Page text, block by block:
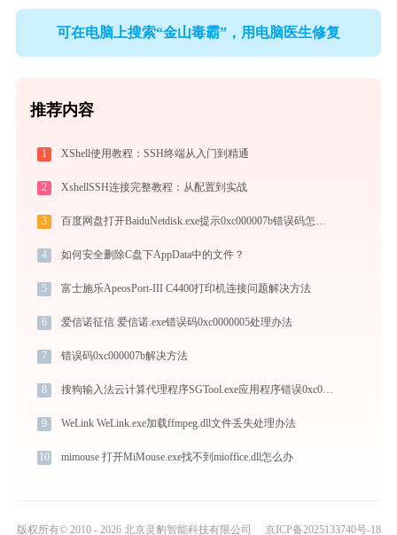
可在电脑上搜索“金山毒霸”，用电脑医生修复
推荐内容
1 XShell使用教程：SSH终端从入门到精通
2 XshellSSH连接完整教程：从配置到实战
3 百度网盘打开BaiduNetdisk.exe提示0xc000007b错误码怎么办
4 如何安全删除C盘下AppData中的文件？
5 富士施乐ApeosPort-III C4400打印机连接问题解决方法
6 爱信诺征信 爱信诺.exe错误码0xc0000005处理办法
7 错误码0xc000007b解决方法
8 搜狗输入法云计算代理程序SGTool.exe应用程序错误0xc0000096解决方法
9 WeLink WeLink.exe加载ffmpeg.dll文件丢失处理办法
10 mimouse 打开MiMouse.exe找不到mioffice.dll怎么办
版权所有© 2010 - 2026 北京灵豹智能科技有限公司 京ICP备2025133740号-18